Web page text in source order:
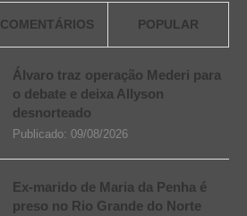
COMENTÁRIOS POPULAR
Álvaro traz operação Mederi para
o debate e deixa Allyson
desnorteado
Publicado: 09/08/2026
Ex-marido de Maria da Penha é
preso no Rio Grande do Norte